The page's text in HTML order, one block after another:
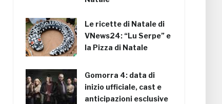
Le ricette di Natale di
VNews24: “Lu Serpe” e
la Pizza di Natale
Gomorra 4: data di
inizio ufficiale, cast e
anticipazioni esclusive